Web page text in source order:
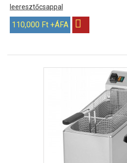
leeresztőcsappal
110,000 Ft +ÁFA